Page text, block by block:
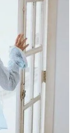
いのを詳しくご紹